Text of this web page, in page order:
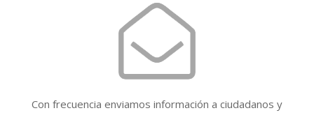
Con frecuencia enviamos información a ciudadanos y